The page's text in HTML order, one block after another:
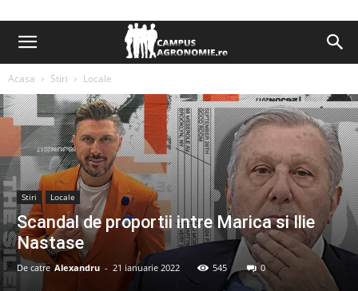
Acasa Stiri Locale
Stiri Locale
Scandal de proportii intre Marica si Ilie
Nastase
De catre Alexandru - 21 ianuarie 2022 545 0